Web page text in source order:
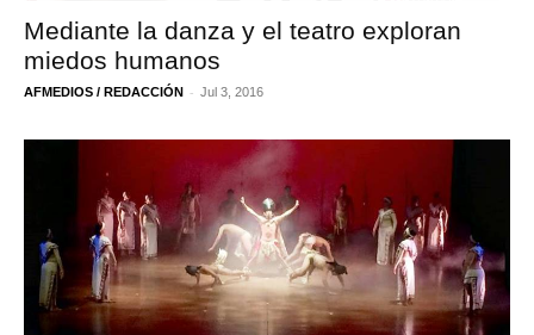
Mediante la danza y el teatro exploran
miedos humanos
AFMEDIOS / REDACCIÓN - Jul 3, 2016